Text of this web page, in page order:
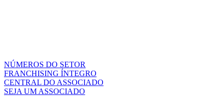
NÚMEROS DO SETOR
FRANCHISING ÍNTEGRO
CENTRAL DO ASSOCIADO
SEJA UM ASSOCIADO